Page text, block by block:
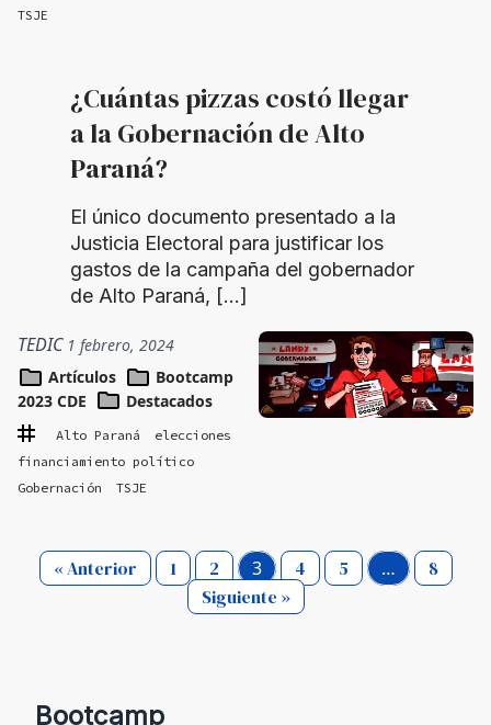
TSJE
¿Cuántas pizzas costó llegar
a la Gobernación de Alto
Paraná?
El único documento presentado a la
Justicia Electoral para justificar los
gastos de la campaña del gobernador
de Alto Paraná, […]
TEDIC 1 febrero, 2024
Artículos
Bootcamp
2023 CDE
Destacados
Alto Paraná
elecciones
financiamiento político
Gobernación
TSJE
« Anterior 1 2 3 4 5 …
8
Siguiente »
Bootcamp